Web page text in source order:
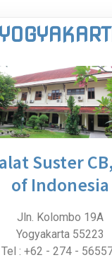
Suster
of Indonesia
Jln. Kolombo 19A
Yogyakarta 55223
Tel : +62 - 274 -